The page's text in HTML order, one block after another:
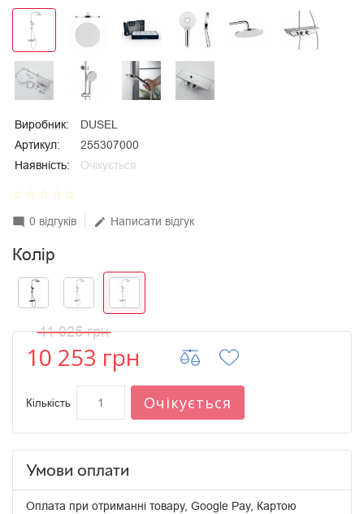
Виробник:
DUSEL
Артикул:
255307000
Наявність:
Очікується
star_border star_border star_border star_border star_border
mode_comment 0 відгуків edit Написати відгук
Колір
11 025 грн
10 253 грн
Кількість Очікується
Умови оплати
Оплата при отриманні товару, Google Pay, Картою